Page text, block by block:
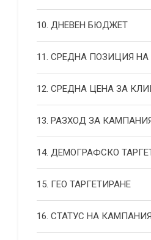
10. ДНЕВЕН БЮДЖЕТ
11. СРЕДНА ПОЗИЦИЯ
12. СРЕДНА ЦЕНА ЗА
13. РАЗХОД ЗА
14. ДЕМОГРАФСКО
15. ГЕО ТАРГЕТИРАНЕ
16. СТАТУС НА